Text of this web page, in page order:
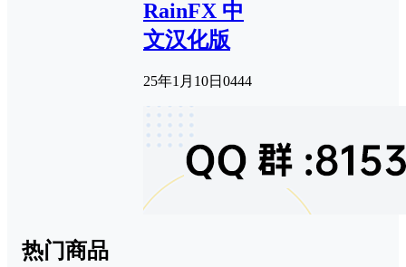
RainFX 中
文汉化版
25年1月10日 0444
热门商品